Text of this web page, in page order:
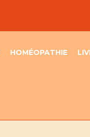
HOMÉOPATHIE